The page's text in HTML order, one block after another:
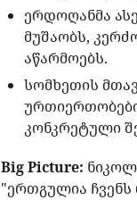
ერდოღანმა
მუშაობს,
აწარმოებს.
სომხეთის
კონკრეტული
Big Picture:
"ერთგულია